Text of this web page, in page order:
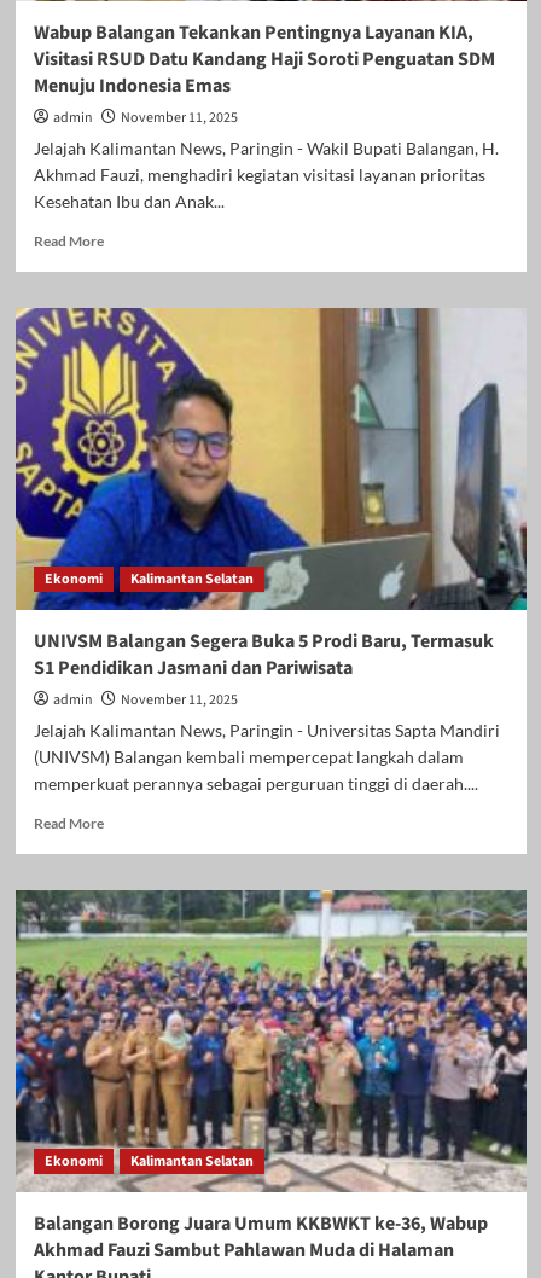
Wabup Balangan Tekankan Pentingnya Layanan KIA,
Visitasi RSUD Datu Kandang Haji Soroti Penguatan SDM
Menuju Indonesia Emas
admin
November 11, 2025
Jelajah Kalimantan News, Paringin - Wakil Bupati Balangan, H.
Akhmad Fauzi, menghadiri kegiatan visitasi layanan prioritas
Kesehatan Ibu dan Anak...
Read MoreRead
Wabup
Balangan
Tekankan
Pentingnya
Layanan
KIA,
Visitasi
RSUD
Datu
Kandang
Haji
Soroti
Penguatan
SDM
Indonesia
Emas
Ekonomi Kalimantan Selatan
UNIVSM Balangan Segera Buka 5 Prodi Baru, Termasuk
S1 Pendidikan Jasmani dan Pariwisata
admin
November 11, 2025
Jelajah Kalimantan News, Paringin - Universitas Sapta Mandiri
(UNIVSM) Balangan kembali mempercepat langkah dalam
memperkuat perannya sebagai perguruan tinggi di daerah....
Read MoreRead
UNIVSM
Balangan
Segera
Buka
5
Prodi
Baru,
Termasuk
S1
Pendidikan
Jasmani
dan
Pariwisata
Ekonomi Kalimantan Selatan
Balangan Borong Juara Umum KKBWKT ke-36, Wabup
Akhmad Fauzi Sambut Pahlawan Muda di Halaman